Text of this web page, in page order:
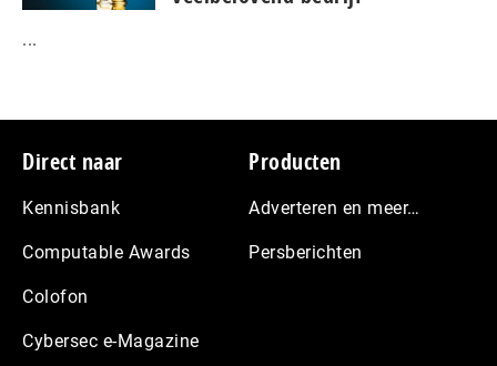
...
Footer
Direct naar
Kennisbank
Computable Awards
Colofon
Cybersec e-Magazine
Producten
Adverteren en meer…
Persberichten